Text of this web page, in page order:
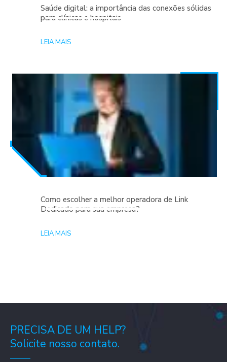
Saúde digital: a importância das conexões sólidas
para clínicas e hospitais
LEIA MAIS
Como escolher a melhor operadora de Link
Dedicado para sua empresa?
LEIA MAIS
PRECISA DE UM HELP?
Solicite nosso contato.